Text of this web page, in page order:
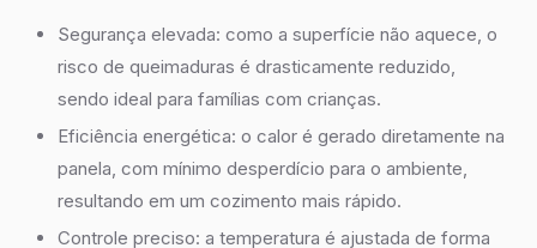
Segurança elevada: como a superfície não aquece, o
risco de queimaduras é drasticamente reduzido,
sendo ideal para famílias com crianças.
Eficiência energética: o calor é gerado diretamente na
panela, com mínimo desperdício para o ambiente,
resultando em um cozimento mais rápido.
Controle preciso: a temperatura é ajustada de forma